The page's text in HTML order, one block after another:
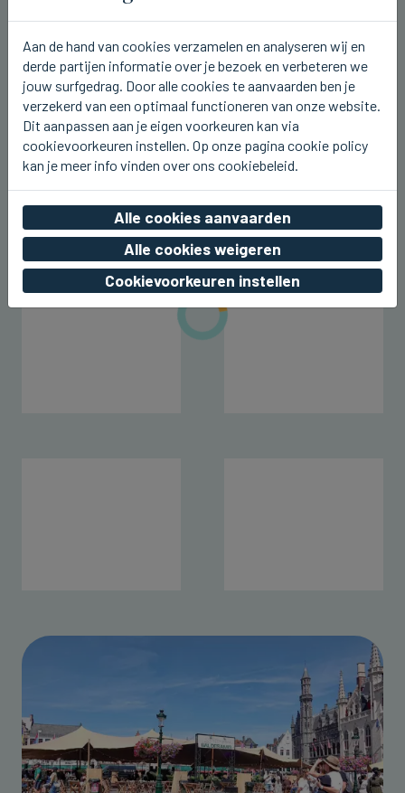
ZEEBRUGGE
Zeerbrugge maakt zich op voor
komst David Guetta vanavond
Aan de hand van cookies verzamelen en analyseren wij en
derde partijen informatie over je bezoek en verbeteren we
jouw surfgedrag. Door alle cookies te aanvaarden ben je
verzekerd van een optimaal functioneren van onze website.
Dit aanpassen aan je eigen voorkeuren kan via
cookievoorkeuren instellen. Op onze pagina cookie policy
kan je meer info vinden over ons cookiebeleid.
Alle cookies aanvaarden
Alle cookies weigeren
Cookievoorkeuren instellen